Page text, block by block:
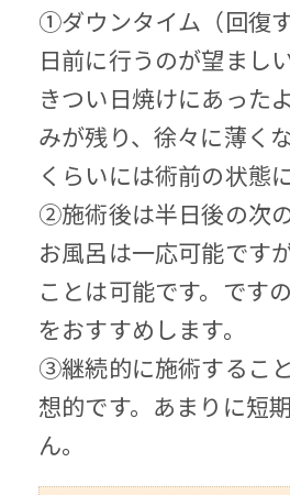
①ダウンタイム（回復
日前に行うのが望まし
きつい日焼けにあった
みが残り、徐々に薄く
くらいには術前の状態
②施術後は半日後の次
お風呂は一応可能です
ことは可能です。です
をおすすめします。
③継続的に施術するこ
想的です。あまりに短
ん。